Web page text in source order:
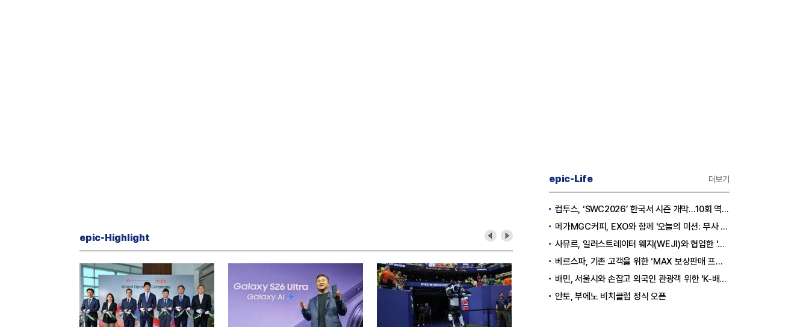
epic-Highlight
epic-Life 더보기
컴투스, ‘SWC2026’ 한국서 시즌 개막…10회 역사를 이어갈 챔피언은 누가 될까
메가MGC커피, EXO와 함께 '오늘의 미션: 무사 퇴근' 포토카드 이벤트 진행
사뮤르, 일러스트레이터 웨지(WEJI)와 협업한 '이너뷰티 홍삼스틱' 공개
베르스파, 기존 고객을 위한 ‘MAX 보상판매 프로모션’ 진행
배민, 서울시와 손잡고 외국인 관광객 위한 'K-배달' 문화 개척
안토, 부에노 비치클럽 정식 오픈